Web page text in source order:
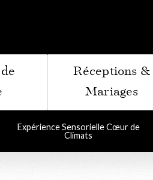
Réceptions &
Mariages
Expérience Sensorielle Cœur de
Climats